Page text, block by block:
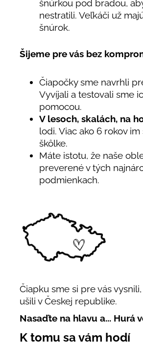
šnúrkou pod bradou,
nestratili. Veľkáči už
šnúrok.
Šijeme pre vás bez
Čiapočky sme navrhli
Vyvíjali a testovali sme
pomocou.
V lesoch, skalách, na
lodi. Viac ako 6 rokov im
škôlke.
Máte istotu, že naše
preverené v tých
podmienkach.
Čiapku sme si pre vás
ušili v Českej republike.
Nasaďte na hlavu a... Hurá